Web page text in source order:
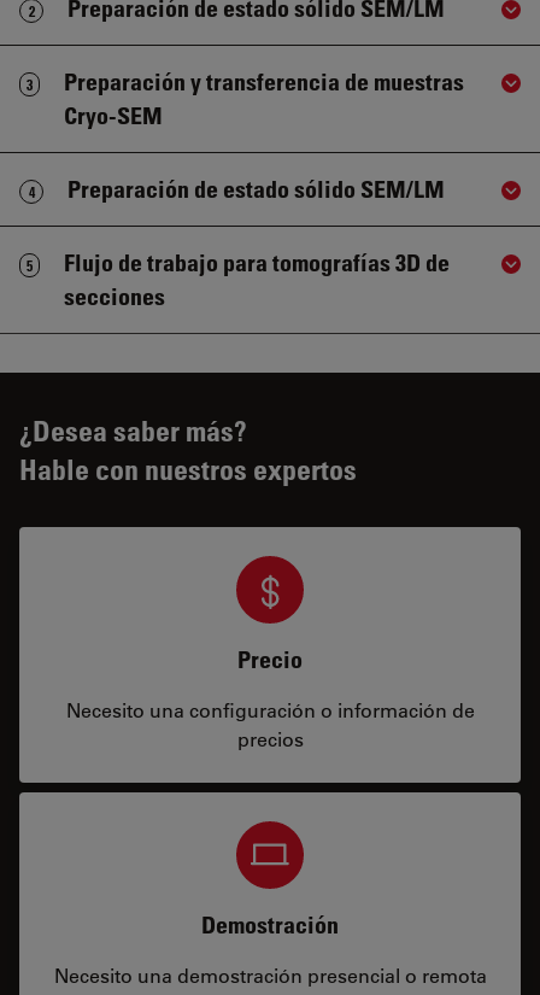
2 Preparación de estado sólido SEM/LM
3
Preparación y transferencia de muestras
Cryo-SEM
4 Preparación de estado sólido SEM/LM
5
Flujo de trabajo para tomografías 3D de
secciones
¿Desea saber más?
Hable con nuestros expertos
Precio
Necesito una configuración o información de
precios
Demostración
Necesito una demostración presencial o remota